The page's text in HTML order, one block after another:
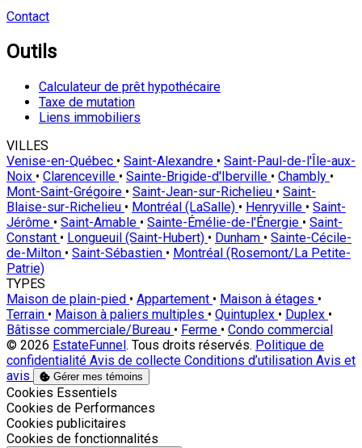
Contact
Outils
Calculateur de prêt hypothécaire
Taxe de mutation
Liens immobiliers
VILLES
Venise-en-Québec • Saint-Alexandre • Saint-Paul-de-l'Île-aux-
Noix • Clarenceville • Sainte-Brigide-d'Iberville • Chambly •
Mont-Saint-Grégoire • Saint-Jean-sur-Richelieu • Saint-
Blaise-sur-Richelieu • Montréal (LaSalle) • Henryville • Saint-
Jérôme • Saint-Amable • Sainte-Émélie-de-l'Énergie • Saint-
Constant • Longueuil (Saint-Hubert) • Dunham • Sainte-Cécile-
de-Milton • Saint-Sébastien • Montréal (Rosemont/La Petite-
Patrie)
TYPES
Maison de plain-pied • Appartement • Maison à étages •
Terrain • Maison à paliers multiples • Quintuplex • Duplex •
Bâtisse commerciale/Bureau • Ferme • Condo commercial
© 2026 EstateFunnel . Tous droits réservés. Politique de
confidentialité Avis de collecte Conditions d’utilisation Avis et
avis
Gérer mes témoins
Activer
Cookies Essentiels
Activer
Cookies de Performances
Activer
Cookies publicitaires
Activer
Cookies de fonctionnalités